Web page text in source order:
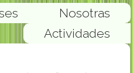
Nosotras
Actividades